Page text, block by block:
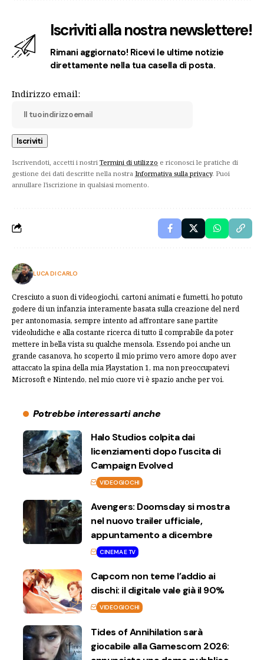
Iscriviti alla nostra newslettere!
Rimani aggiornato! Ricevi le ultime notizie
direttamente nella tua casella di posta.
Indirizzo email:
Iscrivendoti, accetti i nostri Termini di utilizzo e riconosci le pratiche di
gestione dei dati descritte nella nostra Informativa sulla privacy. Puoi
annullare l'iscrizione in qualsiasi momento.
LUCA DI CARLO
Cresciuto a suon di videogiochi, cartoni animati e fumetti, ho potuto
godere di un infanzia interamente basata sulla creazione del nerd
per antonomasia, sempre intento ad affrontare sane partite
videoludiche e alla costante ricerca di tutto il comprabile da poter
mettere in bella vista su qualche mensola. Essendo poi anche un
grande casanova, ho scoperto il mio primo vero amore dopo aver
attaccato la spina della mia Playstation 1, ma non preoccupatevi
Microsoft e Nintendo, nel mio cuore vi è spazio anche per voi.
Potrebbe interessarti anche
Halo Studios colpita dai
licenziamenti dopo l’uscita di
Campaign Evolved
VIDEOGIOCHI
Avengers: Doomsday si mostra
nel nuovo trailer ufficiale,
appuntamento a dicembre
CINEMA E TV
Capcom non teme l’addio ai
dischi: il digitale vale già il 90%
VIDEOGIOCHI
Tides of Annihilation sarà
giocabile alla Gamescom 2026: